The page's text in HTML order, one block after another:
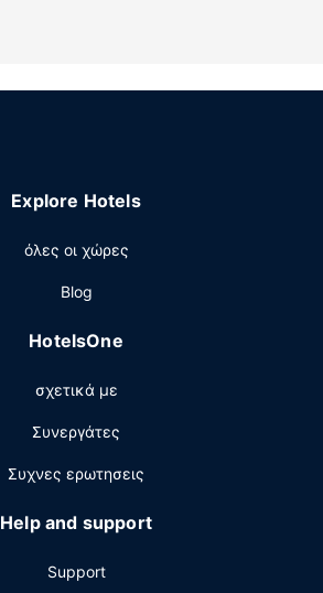
Explore Hotels
όλες οι χώρες
Blog
HotelsOne
σχετικά με
Συνεργάτες
Συχνες ερωτησεις
Help and support
Support